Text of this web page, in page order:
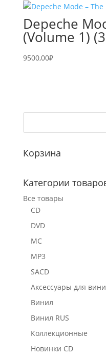
Depeche
(Volume 1)
9500,00₽
Корзина
Категории
Все товары
CD
DVD
MC
MP3
SACD
Аксессуары для
Винил
Винил RUS
Коллекционные
Новинки CD